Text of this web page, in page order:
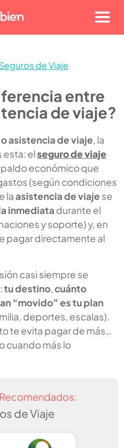
de Viaje
entre
de viaje?
asistencia de viaje, la
esta: elseguro de viaje
económico que
(según condiciones
laasistencia de viaje se
inmediata durante el
y soporte) y, en
pagar directamente al
casi siempre se
tu destino,cuánto
“movido” es tu plan
deportes, escalas).
te evita pagar de más…
cuando más lo
de Viaje